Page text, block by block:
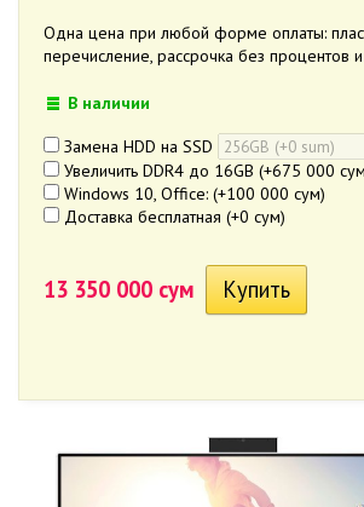
Одна цена при любой форме оплаты:
перечисление, рассрочка без процентов
В наличии
Замена HDD на SSD
Увеличить DDR4 до 16GB (+675 000 сум
Windows 10, Office: (+100 000 сум)
Доставка бесплатная (+0 сум)
13 350 000 сум